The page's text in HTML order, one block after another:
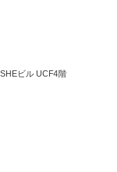
ビル UCF4階